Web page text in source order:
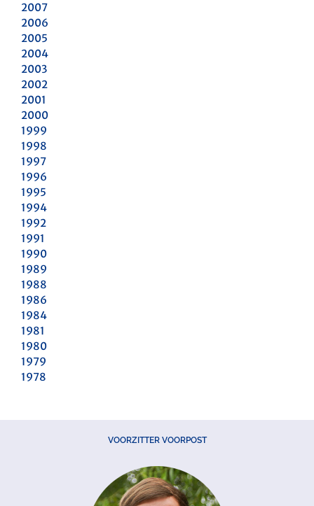
2007
2006
2005
2004
2003
2002
2001
2000
1999
1998
1997
1996
1995
1994
1992
1991
1990
1989
1988
1986
1984
1981
1980
1979
1978
VOORZITTER VOORPOST